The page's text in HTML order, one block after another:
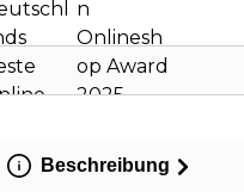
Beschreibung